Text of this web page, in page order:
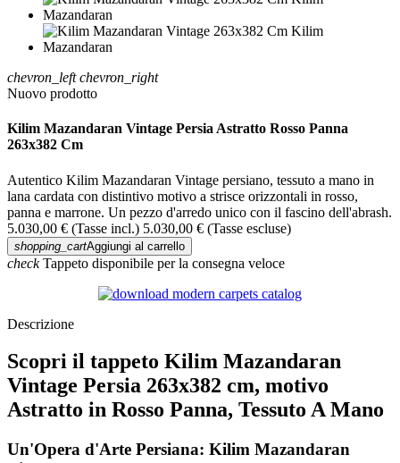
chevron_left chevron_right
Nuovo prodotto
Kilim Mazandaran Vintage Persia Astratto Rosso Panna
263x382 Cm
Autentico Kilim Mazandaran Vintage persiano, tessuto a mano in
lana cardata con distintivo motivo a strisce orizzontali in rosso,
panna e marrone. Un pezzo d'arredo unico con il fascino dell'abrash.
5.030,00 € (Tasse incl.) 5.030,00 € (Tasse escluse)
shopping_cartAggiungi al carrello
checkTappeto disponibile per la consegna veloce
Descrizione
Scopri il tappeto Kilim Mazandaran
Vintage Persia 263x382 cm, motivo
Astratto in Rosso Panna, Tessuto A Mano
Un'Opera d'Arte Persiana: Kilim Mazandaran